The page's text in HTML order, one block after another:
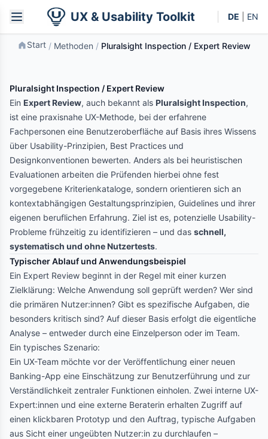
UX & Usability Toolkit DE EN
Start / Methoden / Pluralsight Inspection / Expert Review
Pluralsight Inspection / Expert Review
Ein Expert Review, auch bekannt als Pluralsight Inspection,
ist eine praxisnahe UX-Methode, bei der erfahrene
Fachpersonen eine Benutzeroberfläche auf Basis ihres Wissens
über Usability-Prinzipien, Best Practices und
Designkonventionen bewerten. Anders als bei heuristischen
Evaluationen arbeiten die Prüfenden hierbei ohne fest
vorgegebene Kriterienkataloge, sondern orientieren sich an
kontextabhängigen Gestaltungsprinzipien, Guidelines und ihrer
eigenen beruflichen Erfahrung. Ziel ist es, potenzielle Usability-
Probleme frühzeitig zu identifizieren – und das schnell,
systematisch und ohne Nutzertests.
Typischer Ablauf und Anwendungsbeispiel
Ein Expert Review beginnt in der Regel mit einer kurzen
Zielklärung: Welche Anwendung soll geprüft werden? Wer sind
die primären Nutzer:innen? Gibt es spezifische Aufgaben, die
besonders kritisch sind? Auf dieser Basis erfolgt die eigentliche
Analyse – entweder durch eine Einzelperson oder im Team.
Ein typisches Szenario:
Ein UX-Team möchte vor der Veröffentlichung einer neuen
Banking-App eine Einschätzung zur Benutzerführung und zur
Verständlichkeit zentraler Funktionen einholen. Zwei interne UX-
Expert:innen und eine externe Beraterin erhalten Zugriff auf
einen klickbaren Prototyp und den Auftrag, typische Aufgaben
aus Sicht einer ungeübten Nutzer:in zu durchlaufen –